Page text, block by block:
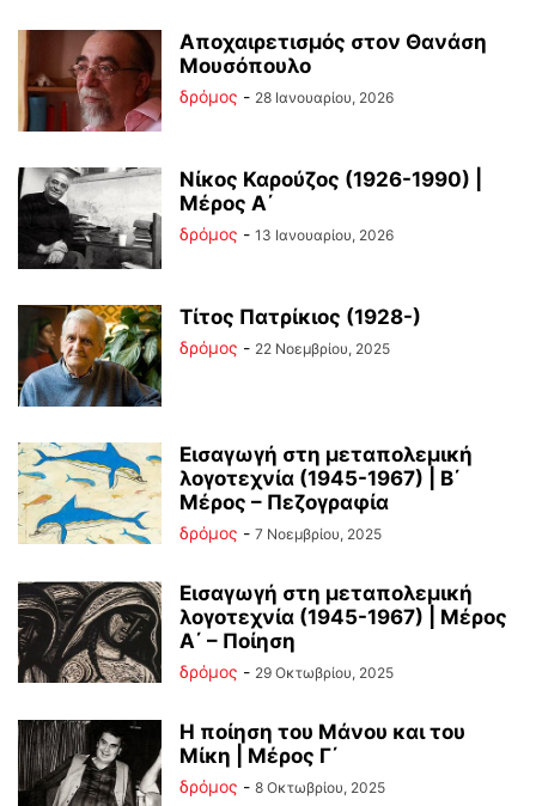
Αποχαιρετισμός στον Θανάση
Μουσόπουλο
δρόμος - 28 Ιανουαρίου, 2026
Νίκος Καρούζος (1926-1990) |
Μέρος Α΄
δρόμος - 13 Ιανουαρίου, 2026
Τίτος Πατρίκιος (1928-)
δρόμος - 22 Νοεμβρίου, 2025
Εισαγωγή στη μεταπολεμική
λογοτεχνία (1945-1967) | Β΄
Μέρος – Πεζογραφία
δρόμος - 7 Νοεμβρίου, 2025
Εισαγωγή στη μεταπολεμική
λογοτεχνία (1945-1967) | Μέρος
Α΄ – Ποίηση
δρόμος - 29 Οκτωβρίου, 2025
Η ποίηση του Μάνου και του
Μίκη | Μέρος Γ΄
δρόμος - 8 Οκτωβρίου, 2025